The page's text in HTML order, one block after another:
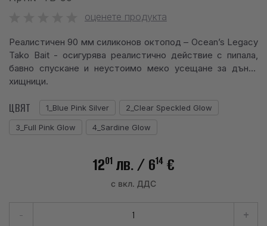
оценете продукта
Реалистичен 90 мм силиконов октопод – Ocean’s Legacy
Tako Bait - осигурява реалистично действие с пипала,
бавно спускане и неустоимо меко усещане за дънни
хищници.
ЦВЯТ 1_Blue Pink Silver 2_Clear Speckled Glow
3_Full Pink Glow 4_Sardine Glow
1201 лв./ 614 €
с вкл. ДДС
- +